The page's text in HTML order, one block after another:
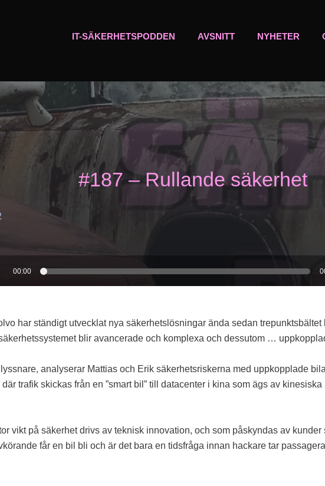
IT-SÄKERHETSPODDEN AVSNITT NYHETER
#187 – Rullande säkerhet
00:00
har ständigt utvecklat nya säkerhetslösningar ända sedan trepunktsbältet
blir avancerade och komplexa och dessutom …
lyssnare, analyserar Mattias och Erik säkerhetsriskerna med uppkopplade
trafik skickas från en ”smart bil” till datacenter i kina som ägs av kinesiska
vikt på säkerhet drivs av teknisk innovation, och som påskyndas av kunder
får en bil bli och är det bara en tidsfråga innan hackare tar